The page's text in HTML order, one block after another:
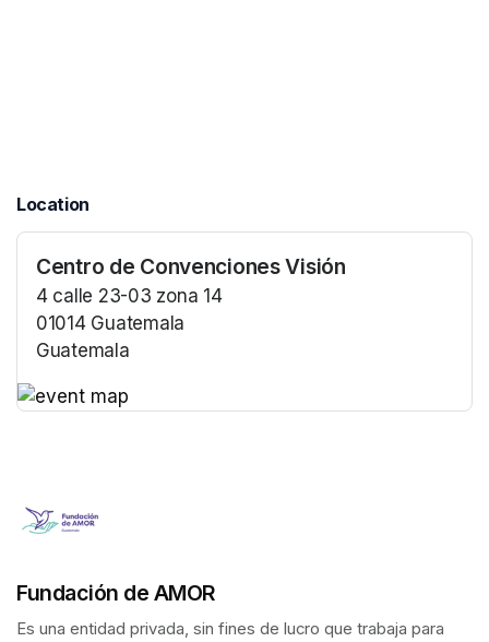
Location
Centro de Convenciones Visión
4 calle 23-03 zona 14
01014 Guatemala
Guatemala
Fundación de AMOR
Es una entidad privada, sin fines de lucro que trabaja para